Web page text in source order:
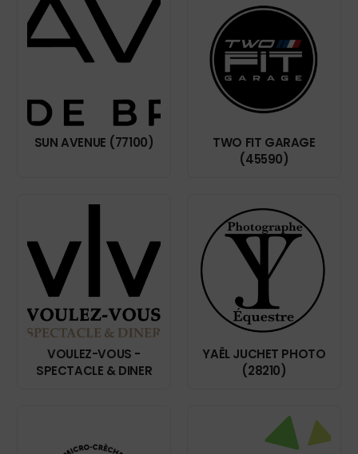
SUN AVENUE (77100)
TWO FIT GARAGE
(45590)
VOULEZ-VOUS -
SPECTACLE & DINER
YAËL JUCHET PHOTO
(28210)